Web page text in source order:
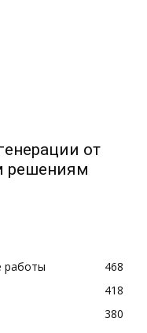
от
решениям
работы
468
418
380